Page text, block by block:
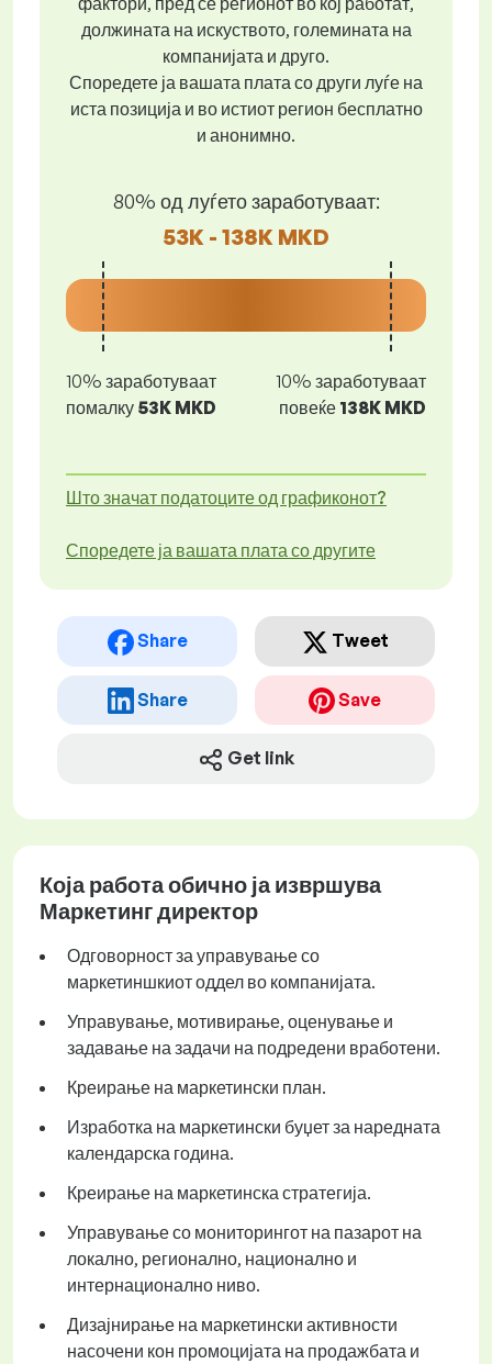
должината на искуството, големината на
компанијата и друго.
Споредете ја вашата плата со други луѓе на
иста позиција и во истиот регион бесплатно
и анонимно.
80% од луѓето заработуваат:
53K - 138K MKD
10% заработуваат
помалку 53K MKD
10% заработуваат
повеќе 138K MKD
Што значат податоците од графиконот?
Споредете ја вашата плата со другите
Share Tweet
Share Save
Get link
Која работа обично ја извршува
Маркетинг директор
Одговорност за управување со
маркетиншкиот оддел во компанијата.
Управување, мотивирање, оценување и
задавање на задачи на подредени вработени.
Креирање на маркетински план.
Изработка на маркетински буџет за наредната
календарска година.
Креирање на маркетинска стратегија.
Управување со мониторингот на пазарот на
локално, регионално, национално и
интернационално ниво.
Дизајнирање на маркетински активности
насочени кон промоцијата на продажбата и